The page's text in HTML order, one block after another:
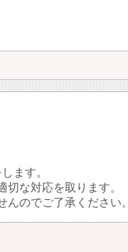
ます。
な対応を取ります。
のでご了承ください。